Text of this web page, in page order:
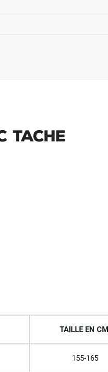
Tache
TAILLE EN CM
155-165